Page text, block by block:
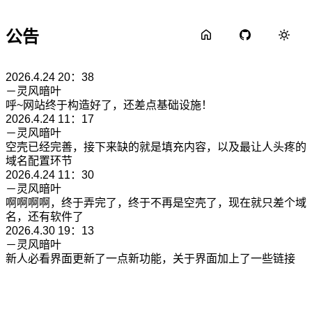
公告
2026.4.24 20：38
－灵风暗叶
呼~网站终于构造好了，还差点基础设施！
2026.4.24 11：17
－灵风暗叶
空壳已经完善，接下来缺的就是填充内容，以及最让人头疼的
域名配置环节
2026.4.24 11：30
－灵风暗叶
啊啊啊啊，终于弄完了，终于不再是空壳了，现在就只差个域
名，还有软件了
2026.4.30 19：13
－灵风暗叶
新人必看界面更新了一点新功能，关于界面加上了一些链接